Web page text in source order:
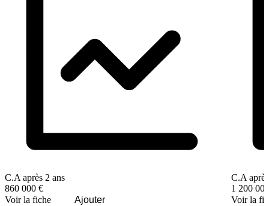
C.A après 2 ans
860 000 €
Voir la fiche
Ajouter
C.A
1 200
Voir la